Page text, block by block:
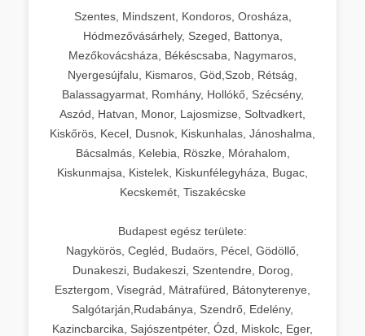
Szentes, Mindszent, Kondoros, Orosháza,
Hódmezővásárhely, Szeged, Battonya,
Mezőkovácsháza, Békéscsaba, Nagymaros,
Nyergesújfalu, Kismaros, Göd,Szob, Rétság,
Balassagyarmat, Romhány, Hollókő, Szécsény,
Aszód, Hatvan, Monor, Lajosmizse, Soltvadkert,
Kiskőrös, Kecel, Dusnok, Kiskunhalas, Jánoshalma,
Bácsalmás, Kelebia, Röszke, Mórahalom,
Kiskunmajsa, Kistelek, Kiskunfélegyháza, Bugac,
Kecskemét, Tiszakécske
Budapest egész területe:
Nagykörös, Cegléd, Budaörs, Pécel, Gödöllő,
Dunakeszi, Budakeszi, Szentendre, Dorog,
Esztergom, Visegrád, Mátrafüred, Bátonyterenye,
Salgótarján,Rudabánya, Szendrő, Edelény,
Kazincbarcika, Sajószentpéter, Ózd, Miskolc, Eger,